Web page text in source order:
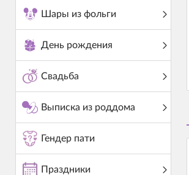
Шары из фольги
День рождения
Свадьба
Выписка из роддома
Гендер пати
Праздники